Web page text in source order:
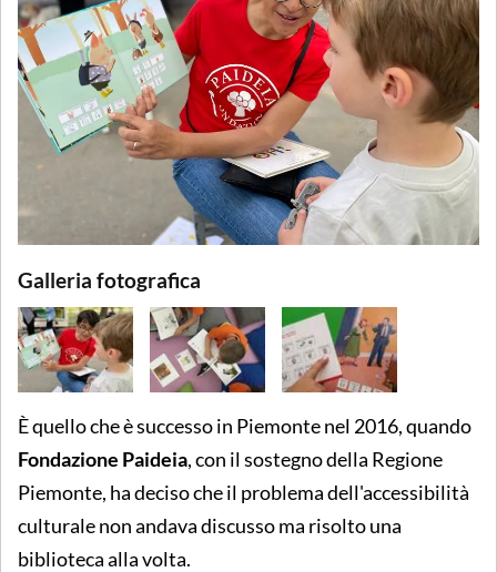
Galleria fotografica
È quello che è successo in Piemonte nel 2016, quando
Fondazione Paideia, con il sostegno della Regione
Piemonte, ha deciso che il problema dell'accessibilità
culturale non andava discusso ma risolto una
biblioteca alla volta.